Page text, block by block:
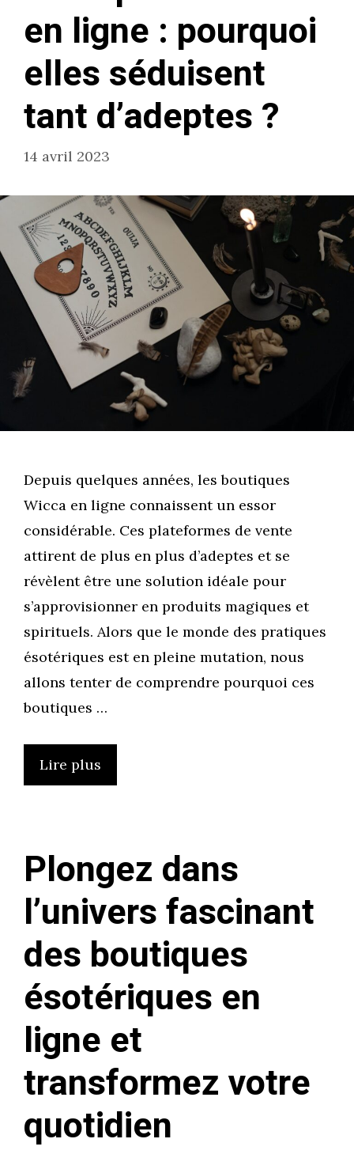
en ligne : pourquoi
elles séduisent
tant d’adeptes ?
14 avril 2023
Depuis quelques années, les boutiques
Wicca en ligne connaissent un essor
considérable. Ces plateformes de vente
attirent de plus en plus d’adeptes et se
révèlent être une solution idéale pour
s’approvisionner en produits magiques et
spirituels. Alors que le monde des pratiques
ésotériques est en pleine mutation, nous
allons tenter de comprendre pourquoi ces
boutiques …
Lire plus
Plongez dans
l’univers fascinant
des boutiques
ésotériques en
ligne et
transformez votre
quotidien